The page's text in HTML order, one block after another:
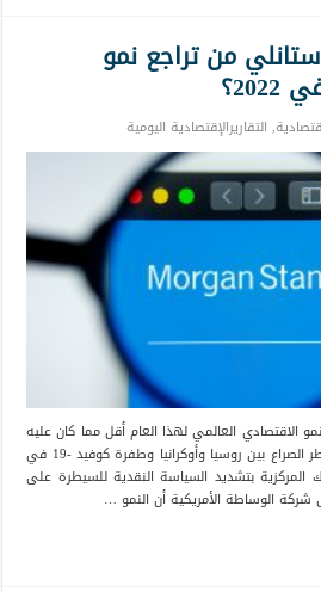
من تراجع نمو
, التقاريرالإقتصادية اليومية
الاقتصادي العالمي لهذا العام أقل مما كان عليه
في منتصف عام 2021 بسبب مخاطر الصراع بين روسيا وأوكرانيا وطفرة كوفيد -19 في
المركزية بتشديد السياسة النقدية للسيطرة على
شركة الوساطة الأمريكية أن النمو …